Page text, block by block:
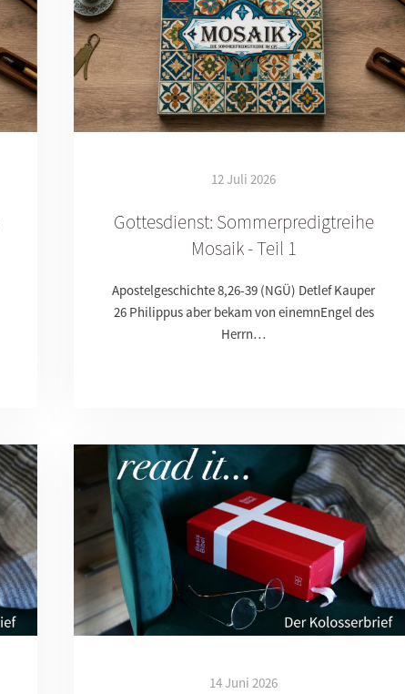
12 Juli 2026
Gottesdienst: Sommerpredigtreihe
Mosaik - Teil 1
Apostelgeschichte 8,26-39 (NGÜ) Detlef Kauper
26 Philippus aber bekam von einemnEngel des
Herrn…
14 Juni 2026